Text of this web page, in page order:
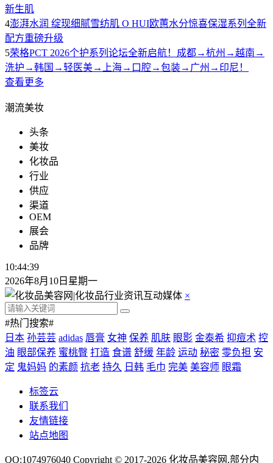
新生肌
4澎湃水润 绽现细腻雪纺肌 O HUI欧蕙水分惊喜保湿系列全新
配方重磅升级
5荣格PCT 2026个护系列论坛全新启航！成都→杭州→越南→
洗护→韩国→轻医美→上海→口腔→包装→广州→印尼！
查看更多
潮流美妆
头条
美妆
化妆品
行业
供应
渠道
OEM
展会
品牌
10:44:39
2026年8月10日星期一
×
#热门搜索#
日本 孙芸芸 adidas 唇膏 女神 保养 肌肤 眼影 金泰希 抑痘术 控
油 眼部保养 蜜桃臀 打造 食谱 舒缓 年龄 运动 秘密 零负担 安
定 鬼妈妈 的素颜 抗老 持久 日韩 毛巾 完美 美容师 眼霜
标签云
联系我们
友情链接
站点地图
QQ:1074976040 Copyright © 2017-2026 化妆品美容网 .部分内